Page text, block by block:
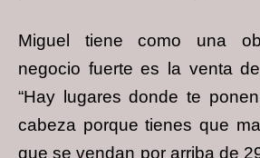
Miguel tiene como una
negocio fuerte es la venta
“Hay lugares donde te
cabeza porque tienes que
que se vendan por arriba de